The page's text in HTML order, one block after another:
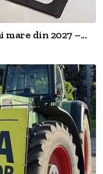
mare din 2027 –...